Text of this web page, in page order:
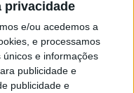
privacidade
e/ou acedemos a
e processamos
e informações
publicidade e
publicidade e
Damaiense,
se transferiu em
no Pinguinzinho,